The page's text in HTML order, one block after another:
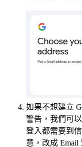
如果不想建立
警告，我們可
登入都需要到
意，改成 Email